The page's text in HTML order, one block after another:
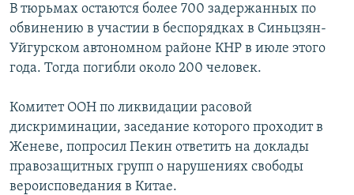
ПОДПИШИТЕСЬ НА РАССЫЛКУ
СОЦИАЛЬНЫЕ СЕТИ
Все сайты РСЕ/РС
В тюрьмах остаются более 700 задержанных по
обвинению в участии в беспорядках в Синьцзян-
Уйгурском автономном районе КНР в июле этого
года. Тогда погибли около 200 человек.
Комитет ООН по ликвидации расовой
дискриминации, заседание которого проходит в
Женеве, попросил Пекин ответить на доклады
правозащитных групп о нарушениях свободы
вероисповедания в Китае.